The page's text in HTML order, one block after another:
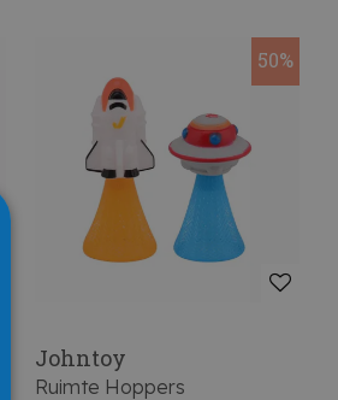
50%
Johntoy
Ruimte Hoppers